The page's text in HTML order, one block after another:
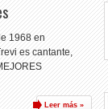
1968 en
es cantante,
Leer más »